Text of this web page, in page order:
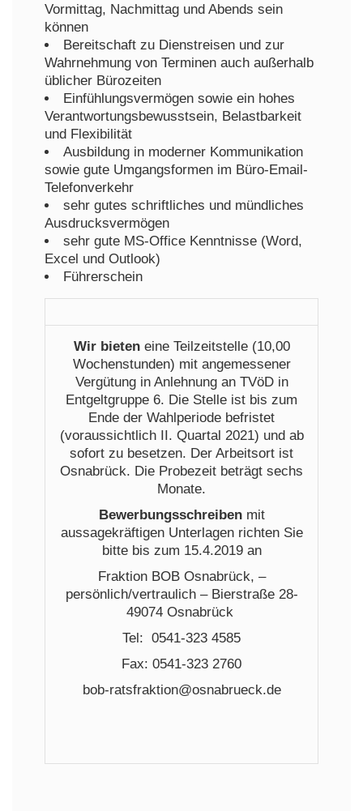
Vormittag, Nachmittag und Abends sein
können
Bereitschaft zu Dienstreisen und zur
Wahrnehmung von Terminen auch außerhalb
üblicher Bürozeiten
Einfühlungsvermögen sowie ein hohes
Verantwortungsbewusstsein, Belastbarkeit
und Flexibilität
Ausbildung in moderner Kommunikation
sowie gute Umgangsformen im Büro-Email-
Telefonverkehr
sehr gutes schriftliches und mündliches
Ausdrucksvermögen
sehr gute MS-Office Kenntnisse (Word,
Excel und Outlook)
Führerschein
Wir bieten eine Teilzeitstelle (10,00
Wochenstunden) mit angemessener
Vergütung in Anlehnung an TVöD in
Entgeltgruppe 6. Die Stelle ist bis zum
Ende der Wahlperiode befristet
(voraussichtlich II. Quartal 2021) und ab
sofort zu besetzen. Der Arbeitsort ist
Osnabrück. Die Probezeit beträgt sechs
Monate.
Bewerbungsschreiben mit
aussagekräftigen Unterlagen richten Sie
bitte bis zum 15.4.2019 an
Fraktion BOB Osnabrück, –
persönlich/vertraulich – Bierstraße 28-
49074 Osnabrück
Tel: 0541-323 4585
Fax: 0541-323 2760
bob-ratsfraktion@osnabrueck.de